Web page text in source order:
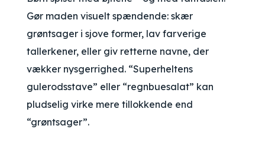
Gør maden visuelt spændende: skær
grøntsager i sjove former, lav farverige
tallerkener, eller giv retterne navne, der
vækker nysgerrighed. “Superheltens
gulerodsstave” eller “regnbuesalat” kan
pludselig virke mere tillokkende end
“grøntsager”.